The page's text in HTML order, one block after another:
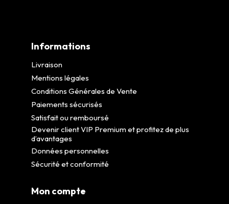
Informations
Livraison
Mentions légales
Conditions Générales de Vente
Paiements sécurisés
Satisfait ou remboursé
Devenir client VIP Premium et profitez de plus
d’avantages
Données personnelles
Sécurité et conformité
Mon compte